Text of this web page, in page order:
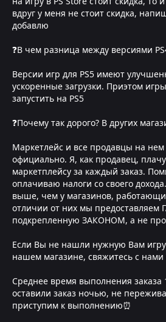
вдруг у меня не стоит скидка,
добавлю
❓В чем разница между версиями
Версии игр для PS5 имеют
ускоренные загрузки. Приэтом
запустить на PS5
❓Почему так дорого? В других
Маркетлейс и все продавцы на
официально. Я, как продавец,
маркетплейсу за каждый заказ.
оплачиваю налоги со своего
выше, чем у магазинов,
отличии от них мы предоставляем
подкрепленную ЗАКОНОМ, а не
Если Вы не нашли нужную Вам
нашем магазине, свяжитесь с нами
Среднее время выполнения заказа
оставили заказ ночью, не
приступим к выполнению⏰